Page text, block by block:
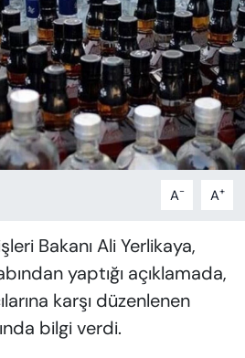
A- A+
Bakanı Ali Yerlikaya,
yaptığı açıklamada,
karşı düzenlenen
bilgi verdi.
HABERLERİ